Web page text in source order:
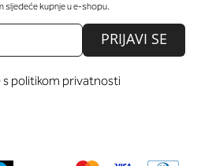
sljedeće kupnje u e-shopu.
PRIJAVI SE
s politikom privatnosti